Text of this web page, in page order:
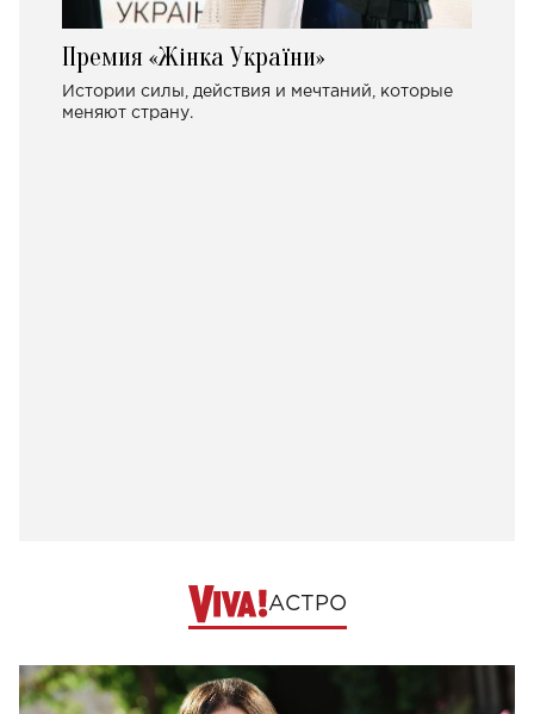
Премия «Жінка України»
Истории силы, действия и мечтаний, которые
меняют страну.
АСТРО